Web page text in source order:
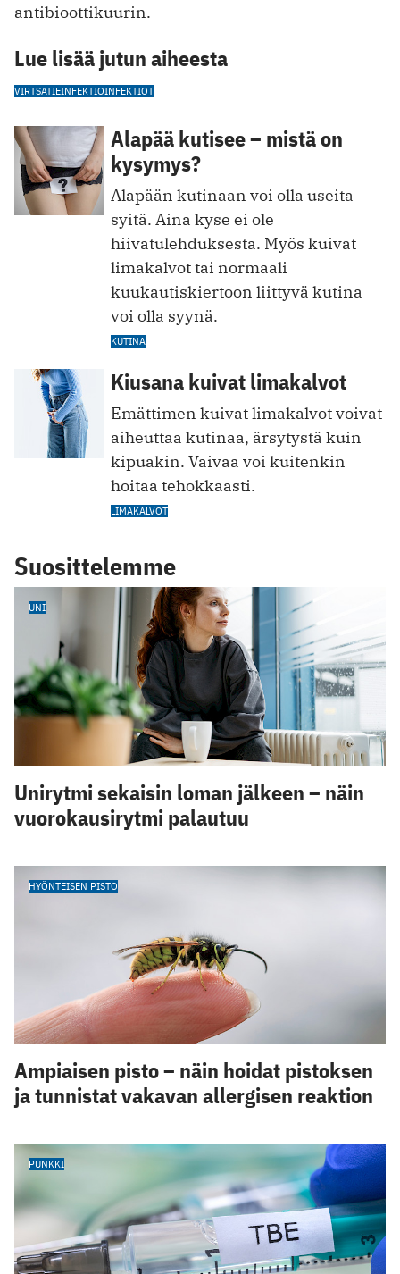
antibioottikuurin.
Lue lisää jutun aiheesta
VIRTSATIEINFEKTIOINFEKTIOT
Alapää kutisee – mistä on
kysymys?
Alapään kutinaan voi olla useita
syitä. Aina kyse ei ole
hiivatulehduksesta. Myös kuivat
limakalvot tai normaali
kuukautiskiertoon liittyvä kutina
voi olla syynä.
KUTINA
Kiusana kuivat limakalvot
Emättimen kuivat limakalvot voivat
aiheuttaa kutinaa, ärsytystä kuin
kipuakin. Vaivaa voi kuitenkin
hoitaa tehokkaasti.
LIMAKALVOT
Suosittelemme
UNI
Unirytmi sekaisin loman jälkeen – näin
vuorokausirytmi palautuu
HYÖNTEISEN PISTO
Ampiaisen pisto – näin hoidat pistoksen
ja tunnistat vakavan allergisen reaktion
PUNKKI